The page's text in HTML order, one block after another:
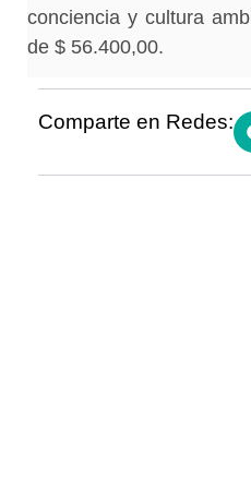
conciencia y cultura
de $ 56.400,00.
Comparte en Redes: